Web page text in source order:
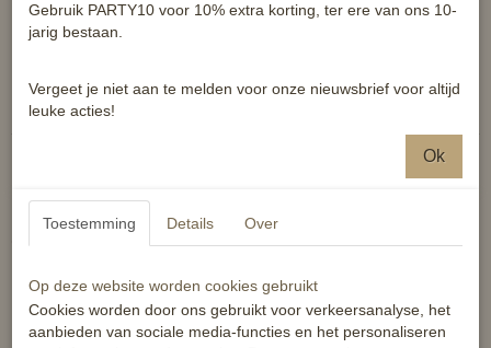
Kleur wit.
Reacties
Ook interessant
Gebruik PARTY10 voor 10% extra korting, ter ere van ons 10-
jarig bestaan.
Vergeet je niet aan te melden voor onze nieuwsbrief voor altijd
leuke acties!
Ok
Toestemming Details Over
Op deze website worden cookies gebruikt
Cookies worden door ons gebruikt voor verkeersanalyse, het
aanbieden van sociale media-functies en het personaliseren